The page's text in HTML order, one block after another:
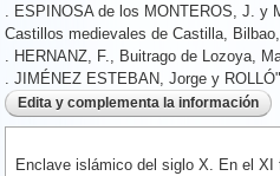
. ESPINOSA de los MONTEROS, J. y
Castillos medievales de Castilla,
. HERNANZ, F., Buitrago de Lozoya,
. JIMÉNEZ ESTEBAN, Jorge y
Enclave islámico del siglo X. En el XI